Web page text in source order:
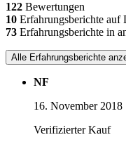
122 Bewertungen
10 Erfahrungsberichte auf
73 Erfahrungsberichte in
Alle Erfahrungsberichte
NF
16. November 2018
Verifizierter Kauf